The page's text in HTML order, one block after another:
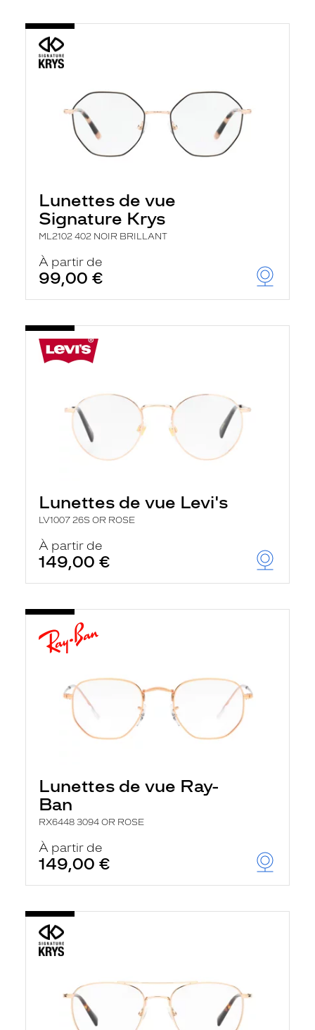
Lunettes de vue
Signature Krys
ML2102 402 NOIR BRILLANT
À partir de
99,00 €
Lunettes de vue Levi's
LV1007 26S OR ROSE
À partir de
149,00 €
Lunettes de vue Ray-
Ban
RX6448 3094 OR ROSE
À partir de
149,00 €